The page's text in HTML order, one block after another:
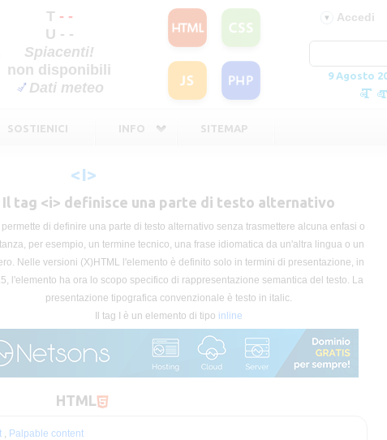
T - -
U - -
Spiacenti!
non disponibili
Dati meteo
Accedi
9 Agosto
SOSTIENICI INFO SITEMAP
<I>
Il tag <i> definisce una parte di testo alternativo
I permette di definire una parte di testo alternativo senza trasmettere alcuna enfasi o
per esempio, un termine tecnico, una frase idiomatica da un'altra lingua o un
Nelle versioni (X)HTML l'elemento è definito solo in termini di presentazione, in
l'elemento ha ora lo scopo specifico di rappresentazione semantica del testo. La
presentazione tipografica convenzionale è testo in italic.
Il tag I è un elemento di tipo inline
HTML
, Palpable content